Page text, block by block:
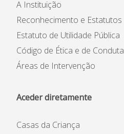
A Instituição
Reconhecimento e Estatutos
Estatuto de Utilidade Pública
Código de Ética e de Conduta
Áreas de Intervenção
Aceder diretamente
Casas da Criança